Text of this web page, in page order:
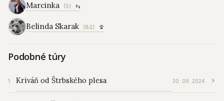
Marcinka (5)
Belinda Skarak (82)
Podobné túry
Kriváň od Štrbského plesa 30. 09. 2024